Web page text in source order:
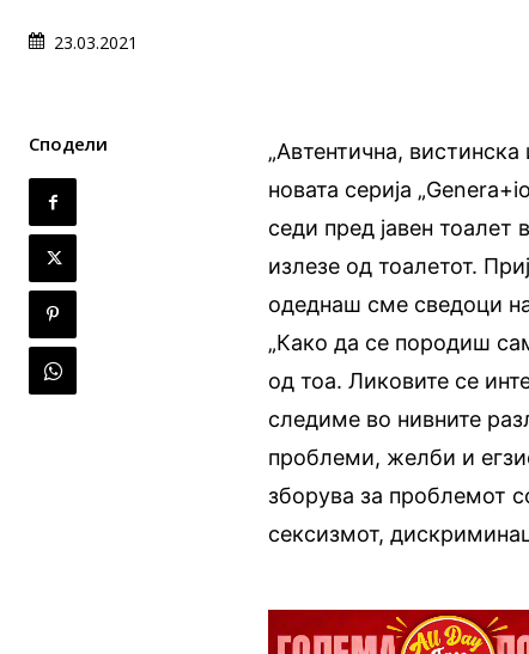
23.03.2021
Сподели
„Автентична,
новата серија
седи пред јавен тоалет
излезе од тоалетот.
одеднаш сме сведоци на
„Како да се породиш
од тоа. Ликовите се
следиме во нивните
проблеми, желби и
зборува за проблемот
сексизмот,